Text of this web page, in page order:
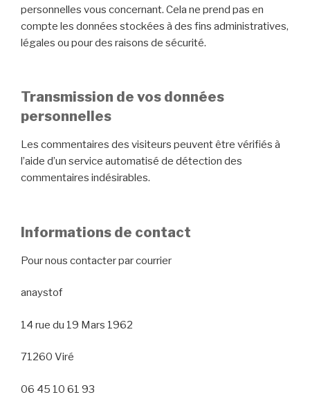
personnelles vous concernant. Cela ne prend pas en
compte les données stockées à des fins administratives,
légales ou pour des raisons de sécurité.
Transmission de vos données
personnelles
Les commentaires des visiteurs peuvent être vérifiés à
l’aide d’un service automatisé de détection des
commentaires indésirables.
Informations de contact
Pour nous contacter par courrier
anaystof
14 rue du 19 Mars 1962
71260 Viré
06 45 10 61 93